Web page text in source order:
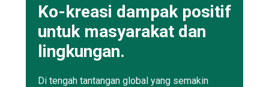
Ko-kreasi dampak positif
untuk masyarakat dan
lingkungan.
Di tengah tantangan global yang semakin